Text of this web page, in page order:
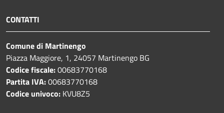
CONTATTI
Comune di Martinengo
Piazza Maggiore, 1, 24057 Martinengo BG
Codice fiscale:00683770168
Partita IVA:00683770168
Codice univoco: KVU8Z5